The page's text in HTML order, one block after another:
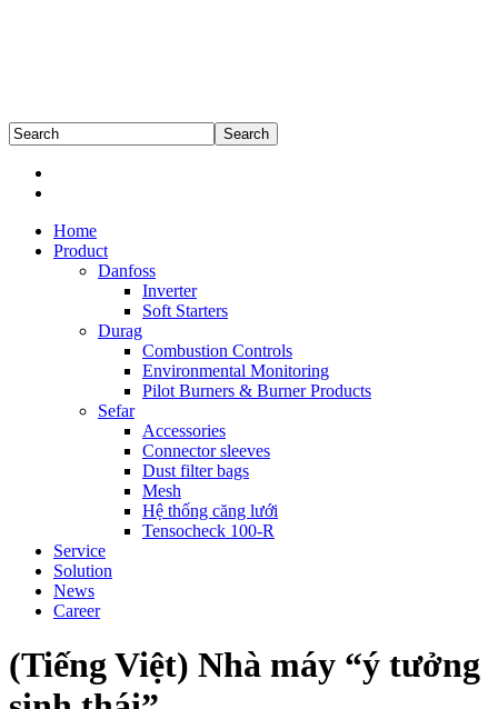
Home
Product
Danfoss
Inverter
Soft Starters
Durag
Combustion Controls
Environmental Monitoring
Pilot Burners & Burner Products
Sefar
Accessories
Connector sleeves
Dust filter bags
Mesh
Hệ thống căng lưới
Tensocheck 100-R
Service
Solution
News
Career
(Tiếng Việt) Nhà máy “ý tưởng